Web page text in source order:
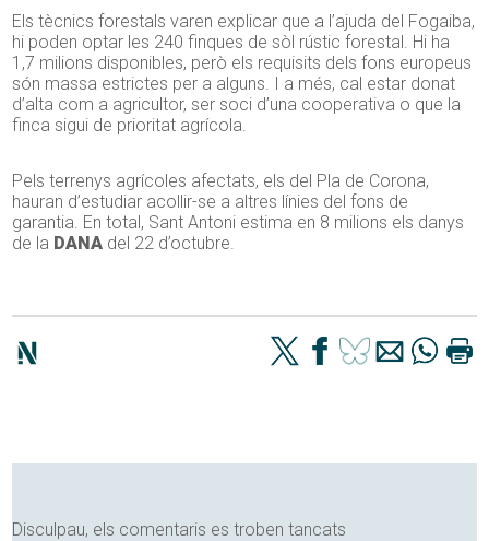
Els tècnics forestals varen explicar que a l’ajuda del Fogaiba,
hi poden optar les 240 finques de sòl rústic forestal. Hi ha
1,7 milions disponibles, però els requisits dels fons europeus
són massa estrictes per a alguns. I a més, cal estar donat
d’alta com a agricultor, ser soci d’una cooperativa o que la
finca sigui de prioritat agrícola.
Pels terrenys agrícoles afectats, els del Pla de Corona,
hauran d’estudiar acollir-se a altres línies del fons de
garantia. En total, Sant Antoni estima en 8 milions els danys
de la DANA del 22 d’octubre.
Disculpau, els comentaris es troben tancats